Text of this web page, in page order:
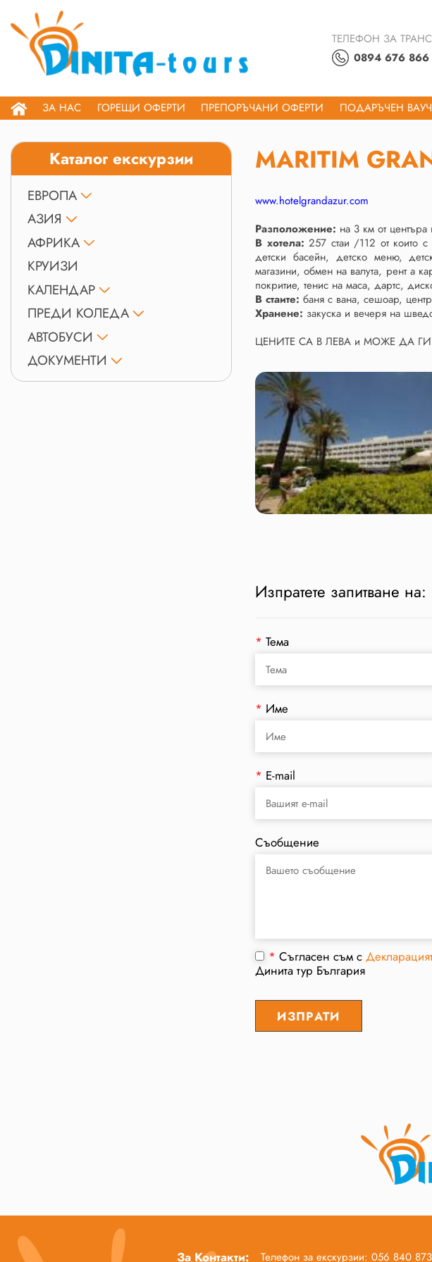
ТЕЛЕФОН ЗА
0894 676 866
ЗА НАС ГОРЕЩИ ОФЕРТИ ПРЕПОРЪЧАНИ ОФЕРТИ ПОДАРЪЧЕН
Каталог екскурзии
ЕВРОПА
АЗИЯ
АФРИКА
КРУИЗИ
КАЛЕНДАР
ПРЕДИ КОЛЕДА
АВТОБУСИ
ДОКУМЕНТИ
MARITIM
www.hotelgrandazur.com
Разположение: на 3 км от
В хотела: 257 стаи /112 от които с
детски басейн, детско меню,
магазини, обмен на валута, рент а
покритие, тенис на маса, дартс,
В стаите: баня с вана, сешоар,
Хранене: закуска и вечеря на
ЦЕНИТЕ СА В ЛЕВА и МОЖЕ ДА
Изпратете запитване на:
*Тема
* Име
* E-mail
Съобщение
* Съгласен съм с
Динита тур България
За Контакти: Телефон за екскурзии: 056 840